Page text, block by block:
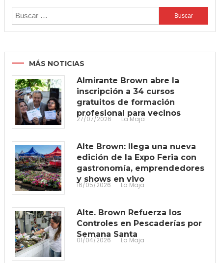
Buscar:
MÁS NOTICIAS
Almirante Brown abre la
inscripción a 34 cursos
gratuitos de formación
profesional para vecinos
27/07/2026 La Maja
Alte Brown: llega una nueva
edición de la Expo Feria con
gastronomía, emprendedores
y shows en vivo
16/05/2026 La Maja
Alte. Brown Refuerza los
Controles en Pescaderías por
Semana Santa
01/04/2026 La Maja